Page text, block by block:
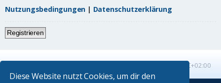
Diese Website nutzt Cookies, um dir den
Nutzungsbedingungen | Datenschutzerklärung
Registrieren
UTC+02:00